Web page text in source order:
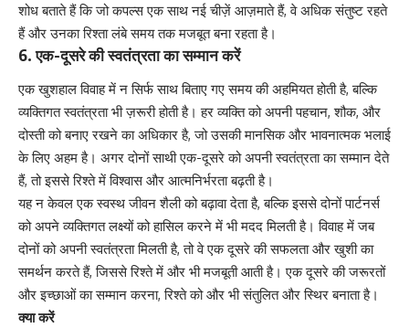
शोध बताते हैं कि जो कपल्स एक साथ नई चीज़ें आज़माते हैं, वे अधिक संतुष्ट रहते
हैं और उनका रिश्ता लंबे समय तक मजबूत बना रहता है।
6.एक-दूसरे की स्वतंत्रता का सम्मान करें
एक खुशहाल विवाह में न सिर्फ साथ बिताए गए समय की अहमियत होती है, बल्कि
व्यक्तिगत स्वतंत्रता भी ज़रूरी होती है। हर व्यक्ति को अपनी पहचान, शौक, और
दोस्ती को बनाए रखने का अधिकार है, जो उसकी मानसिक और भावनात्मक भलाई
के लिए अहम है। अगर दोनों साथी एक-दूसरे को अपनी स्वतंत्रता का सम्मान देते
हैं, तो इससे रिश्ते में विश्वास और आत्मनिर्भरता बढ़ती है।
यह न केवल एक स्वस्थ जीवन शैली को बढ़ावा देता है, बल्कि इससे दोनों पार्टनर्स
को अपने व्यक्तिगत लक्ष्यों को हासिल करने में भी मदद मिलती है। विवाह में जब
दोनों को अपनी स्वतंत्रता मिलती है, तो वे एक दूसरे की सफलता और खुशी का
समर्थन करते हैं, जिससे रिश्ते में और भी मजबूती आती है। एक दूसरे की जरूरतों
और इच्छाओं का सम्मान करना, रिश्ते को और भी संतुलित और स्थिर बनाता है।
क्या करें